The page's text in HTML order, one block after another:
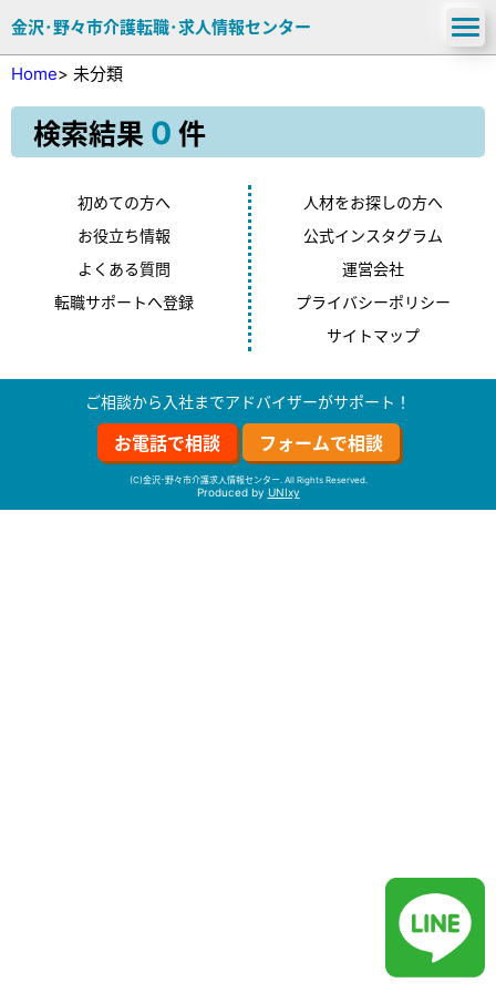
金沢･野々市介護転職･求人情報センター
Home> 未分類
検索結果 0 件
初めての方へ
お役立ち情報
よくある質問
転職サポートへ登録
人材をお探しの方へ
公式インスタグラム
運営会社
プライバシーポリシー
サイトマップ
ご相談から入社までアドバイザーがサポート！
お電話で相談 フォームで相談
(C)金沢･野々市介護求人情報センター. All Rights Reserved.
Produced by UNIxy